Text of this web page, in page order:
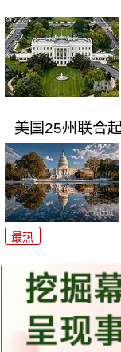
美国25州联合
最热